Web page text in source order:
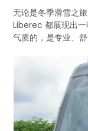
无论是冬季滑雪之
Liberec 都展现出
气质的，是专业、